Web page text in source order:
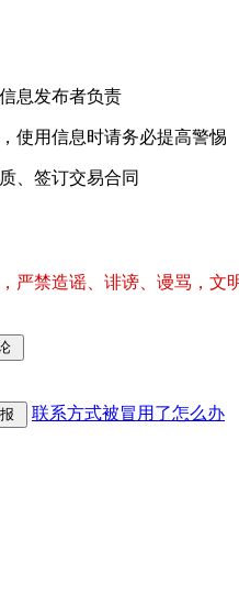
息发布者负责
使用信息时请务必提高警惕
、签订交易合同
严禁造谣、诽谤、谩骂，文
联系方式被冒用了怎么办